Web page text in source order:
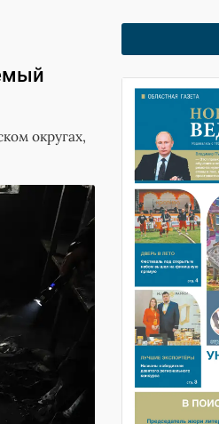
округах,